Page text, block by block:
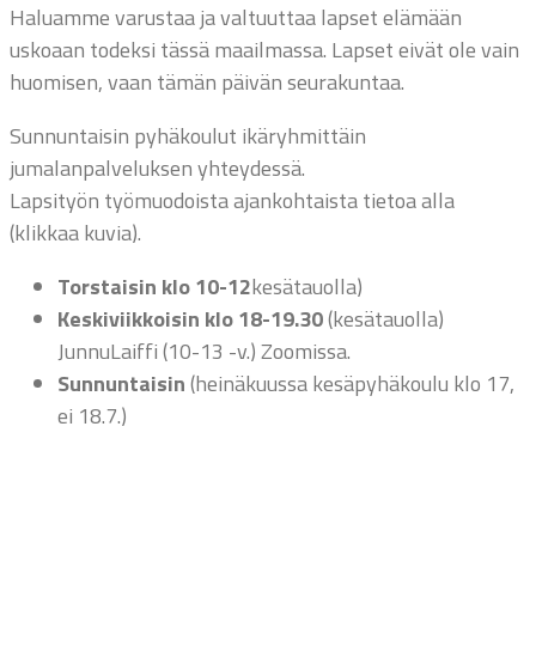
Haluamme varustaa ja valtuuttaa lapset elämään
uskoaan todeksi tässä maailmassa. Lapset eivät ole vain
huomisen, vaan tämän päivän seurakuntaa.
Sunnuntaisin pyhäkoulut ikäryhmittäin
jumalanpalveluksen yhteydessä.
Lapsityön työmuodoista ajankohtaista tietoa alla
(klikkaa kuvia).
Torstaisin klo 10-12kesätauolla)
Keskiviikkoisin klo 18-19.30(kesätauolla)
JunnuLaiffi (10-13 -v.) Zoomissa.
Sunnuntaisin(heinäkuussa kesäpyhäkoulu klo 17,
ei 18.7.)